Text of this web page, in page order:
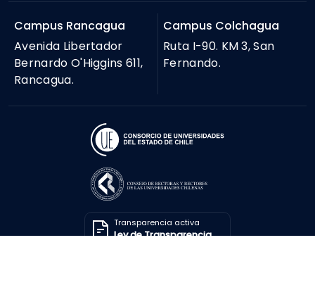
Campus Rancagua
Avenida Libertador
Bernardo O'Higgins 611,
Rancagua.
Campus Colchagua
Ruta I-90. KM 3, San
Fernando.
Transparencia activa
Ley de Transparencia